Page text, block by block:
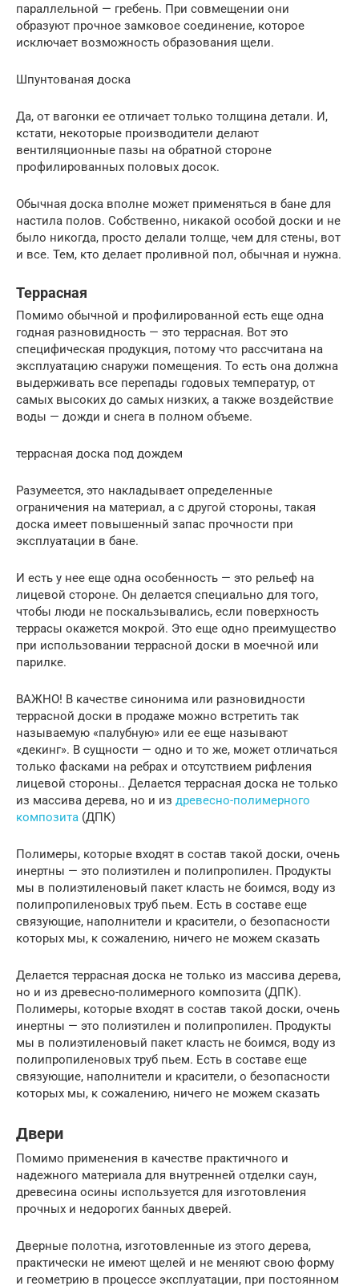
параллельной — гребень. При совмещении они
образуют прочное замковое соединение, которое
исключает возможность образования щели.
Шпунтованая доска
Да, от вагонки ее отличает только толщина детали. И,
кстати, некоторые производители делают
вентиляционные пазы на обратной стороне
профилированных половых досок.
Обычная доска вполне может применяться в бане для
настила полов. Собственно, никакой особой доски и не
было никогда, просто делали толще, чем для стены, вот
и все. Тем, кто делает проливной пол, обычная и нужна.
Террасная
Помимо обычной и профилированной есть еще одна
годная разновидность — это террасная. Вот это
специфическая продукция, потому что рассчитана на
эксплуатацию снаружи помещения. То есть она должна
выдерживать все перепады годовых температур, от
самых высоких до самых низких, а также воздействие
воды — дожди и снега в полном объеме.
террасная доска под дождем
Разумеется, это накладывает определенные
ограничения на материал, а с другой стороны, такая
доска имеет повышенный запас прочности при
эксплуатации в бане.
И есть у нее еще одна особенность — это рельеф на
лицевой стороне. Он делается специально для того,
чтобы люди не поскальзывались, если поверхность
террасы окажется мокрой. Это еще одно преимущество
при использовании террасной доски в моечной или
парилке.
ВАЖНО! В качестве синонима или разновидности
террасной доски в продаже можно встретить так
называемую «палубную» или ее еще называют
«декинг». В сущности — одно и то же, может отличаться
только фасками на ребрах и отсутствием рифления
лицевой стороны.. Делается террасная доска не только
из массива дерева, но и из древесно-полимерного
композита (ДПК)
Полимеры, которые входят в состав такой доски, очень
инертны — это полиэтилен и полипропилен. Продукты
мы в полиэтиленовый пакет класть не боимся, воду из
полипропиленовых труб пьем. Есть в составе еще
связующие, наполнители и красители, о безопасности
которых мы, к сожалению, ничего не можем сказать
Делается террасная доска не только из массива дерева,
но и из древесно-полимерного композита (ДПК).
Полимеры, которые входят в состав такой доски, очень
инертны — это полиэтилен и полипропилен. Продукты
мы в полиэтиленовый пакет класть не боимся, воду из
полипропиленовых труб пьем. Есть в составе еще
связующие, наполнители и красители, о безопасности
которых мы, к сожалению, ничего не можем сказать
Двери
Помимо применения в качестве практичного и
надежного материала для внутренней отделки саун,
древесина осины используется для изготовления
прочных и недорогих банных дверей.
Дверные полотна, изготовленные из этого дерева,
практически не имеют щелей и не меняют свою форму
и геометрию в процессе эксплуатации, при постоянном